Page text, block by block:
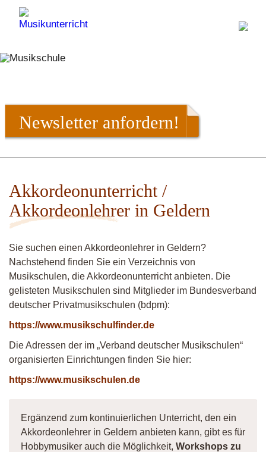
Newsletter anfordern!
Akkordeonunterricht /
Akkordeonlehrer in Geldern
Sie suchen einen Akkordeonlehrer in Geldern?
Nachstehend finden Sie ein Verzeichnis von
Musikschulen, die Akkordeonunterricht anbieten. Die
gelisteten Musikschulen sind Mitglieder im Bundesverband
deutscher Privatmusikschulen (bdpm):
https://www.musikschulfinder.de
Die Adressen der im „Verband deutscher Musikschulen“
organisierten Einrichtungen finden Sie hier:
https://www.musikschulen.de
Ergänzend zum kontinuierlichen Unterricht, den ein
Akkordeonlehrer in Geldern anbieten kann, gibt es für
Hobbymusiker auch die Möglichkeit, Workshops zu